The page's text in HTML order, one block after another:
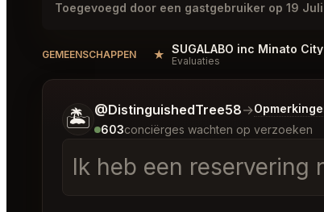
Toegevoegd door een gastgebruiker op 19
GEMEENSCHAPPEN ★ Evaluaties
🏝️ @DistinguishedTree58→
603conciërges wachten op verzoeken
Ik heb een reservering
Vertel me wat je wilt.